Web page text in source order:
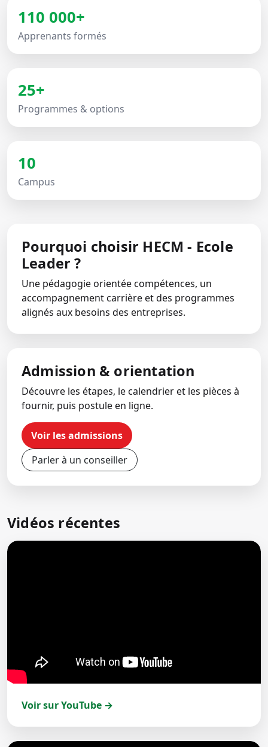
110 000+
Apprenants formés
25+
Programmes & options
10
Campus
Pourquoi choisir HECM - Ecole
Leader ?
Une pédagogie orientée compétences, un
accompagnement carrière et des programmes
alignés aux besoins des entreprises.
Admission & orientation
Découvre les étapes, le calendrier et les pièces à
fournir, puis postule en ligne.
Voir les admissions
Parler à un conseiller
Vidéos récentes
Voir sur YouTube →